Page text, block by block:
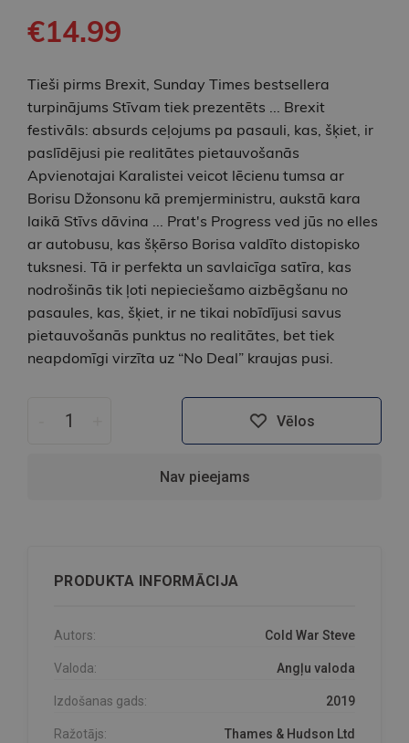
€14.99
Tieši pirms Brexit, Sunday Times bestsellera
turpinājums Stīvam tiek prezentēts ... Brexit
festivāls: absurds ceļojums pa pasauli, kas, šķiet, ir
paslīdējusi pie realitātes pietauvošanās
Apvienotajai Karalistei veicot lēcienu tumsa ar
Borisu Džonsonu kā premjerministru, aukstā kara
laikā Stīvs dāvina ... Prat's Progress ved jūs no elles
ar autobusu, kas šķērso Borisa valdīto distopisko
tuksnesi. Tā ir perfekta un savlaicīga satīra, kas
nodrošinās tik ļoti nepieciešamo aizbēgšanu no
pasaules, kas, šķiet, ir ne tikai nobīdījusi savus
pietauvošanās punktus no realitātes, bet tiek
neapdomīgi virzīta uz “No Deal” kraujas pusi.
Vēlos
Nav pieejams
PRODUKTA INFORMĀCIJA
Autors: Cold War Steve
Valoda: Angļu valoda
Izdošanas gads: 2019
Ražotājs: Thames & Hudson Ltd